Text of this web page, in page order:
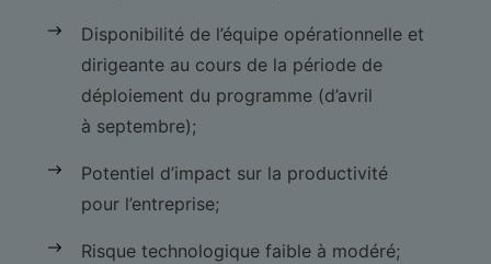
Disponibilité de l’équipe opérationnelle et
dirigeante au cours de la période de
déploiement du programme (d’avril
à septembre);
Potentiel d’impact sur la productivité
pour l’entreprise;
Risque technologique faible à modéré;